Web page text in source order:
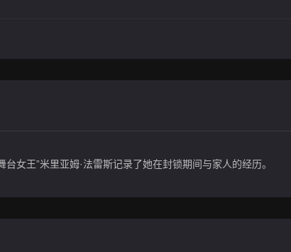
女王”米里亚姆·法雷斯记录了她在封锁期间与家人的经历。